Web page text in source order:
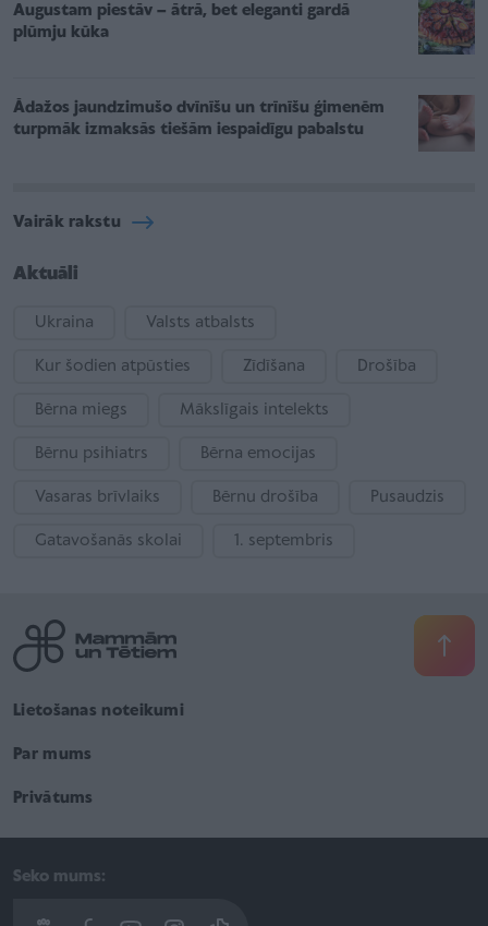
Augustam piestāv – ātrā, bet eleganti gardā
plūmju kūka
Ādažos jaundzimušo dvīnīšu un trīnīšu ģimenēm
turpmāk izmaksās tiešām iespaidīgu pabalstu
Vairāk rakstu
Aktuāli
Ukraina Valsts atbalsts
Kur šodien atpūsties Zīdīšana Drošība
Bērna miegs Mākslīgais intelekts
Bērnu psihiatrs Bērna emocijas
Vasaras brīvlaiks Bērnu drošība Pusaudzis
Gatavošanās skolai 1. septembris
Lietošanas noteikumi
Par mums
Privātums
Seko mums: